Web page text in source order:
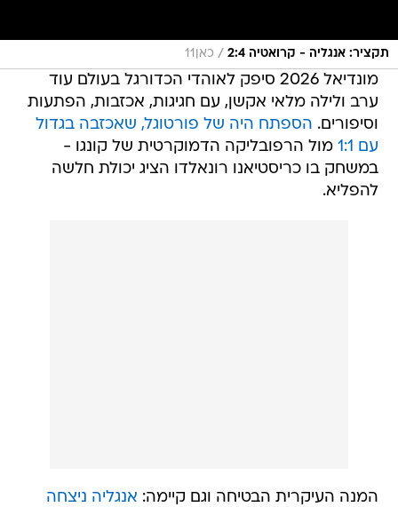
תקציר: אנגליה - קרואטיה 2:4 / כאן11
מונדיאל 2026 סיפק לאוהדי הכדורגל בעולם עוד
ערב ולילה מלאי אקשן, עם חגיגות, אכזבות, הפתעות
וסיפורים. הספתח היה של פורטוגל, שאכזבה בגדול
עם 1:1
מול הרפובליקה הדמוקרטית של קונגו -
במשחק בו כריסטיאנו רונאלדו הציג יכולת חלשה
להפליא.
המנה העיקרית הבטיחה וגם קיימה: אנגליה ניצחה